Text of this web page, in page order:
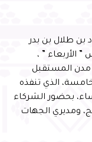
للتعاون
النهائية
رئيس مجلس إدارة
بالتوقيع على
السعودية
طلال بن بدر
الأربعاء ” ،
مدن المستقبل
الذي تنفذه
بحضور الشركاء
ومديري الجهات